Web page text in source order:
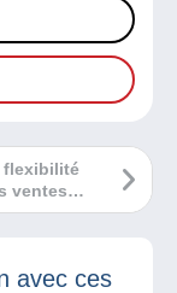
flexibilité
ventes
avec ces